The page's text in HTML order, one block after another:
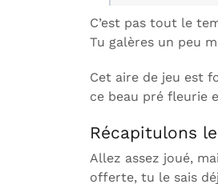
C’est pas tout le
Tu galères un peu
Cet aire de jeu est
ce beau pré fleurie
Récapitulons
Allez assez joué,
offerte, tu le sais